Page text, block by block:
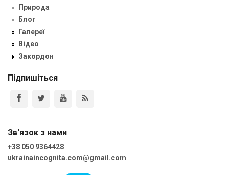
Природа
Блог
Галереї
Відео
Закордон
Підпишіться
Зв'язок з нами
+38 050 9364428
ukrainaincognita.com@gmail.com